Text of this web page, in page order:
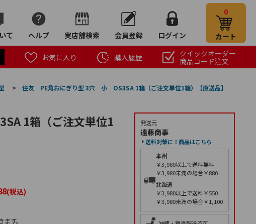
て ヘルプ 実店舗検索 会員登録 ログイン
0
カート
お気に入り 購入履歴
クイックオーダー
商品コード注文
> 住友 PE角おにぎり型 3穴 小 OS3SA 1箱（ご注文単位1箱）【直送品】
1箱（ご注文単位1
(税込)
す。
発送元
遠藤商事
送料対策に！商品はこちら
本州
￥3,980以上で送料無料
￥3,980未満の場合￥880
北海道
￥3,980以上で送料￥550
￥3,980未満の場合￥1,100